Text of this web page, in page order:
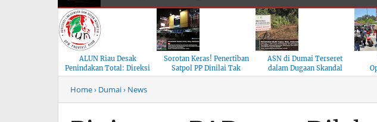
ALUN Riau Desak
Penindakan Total: Direksi
Musim Mas Harus
Bertanggung Jawab
Sorotan Keras! Penertiban
Satpol PP Dinilai Tak
Menyentuh “Kelas Atas”
ASN di Dumai Terseret
dalam Dugaan Skandal
KSO, Integritas Aparatur
Home› Dumai› News